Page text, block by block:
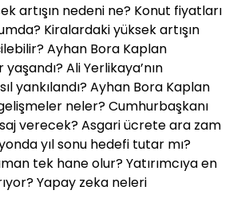
artışın nedeni ne? Konut fiyatları
Kiralardaki yüksek artışın
Ayhan Bora Kaplan
Ali Yerlikaya’nın
yankılandı? Ayhan Bora Kaplan
neler? Cumhurbaşkanı
verecek? Asgari ücrete ara zam
yıl sonu hedefi tutar mı?
tek hane olur? Yatırımcıya en
Yapay zeka neleri